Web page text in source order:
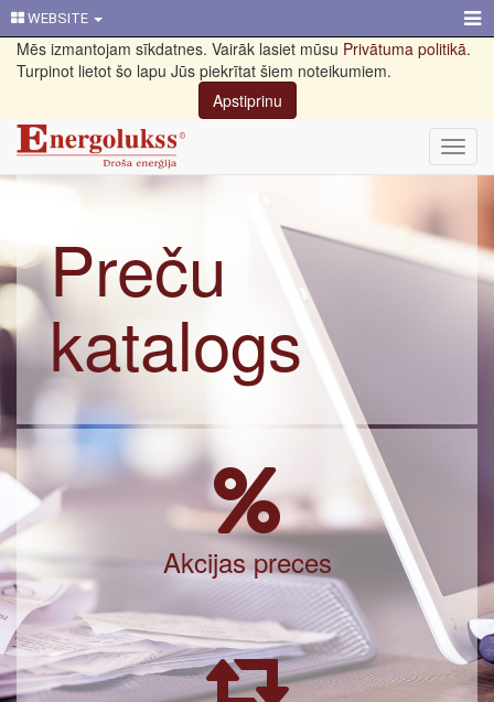
WEBSITE
Mēs izmantojam sīkdatnes. Vairāk lasiet mūsu Privātuma politikā.
Turpinot lietot šo lapu Jūs piekrītat šiem noteikumiem.
Apstiprinu
Preču
katalogs
Akcijas preces